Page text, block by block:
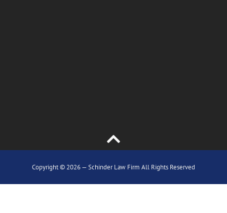
Copyright © 2026 — Schinder Law Firm All Rights Reserved